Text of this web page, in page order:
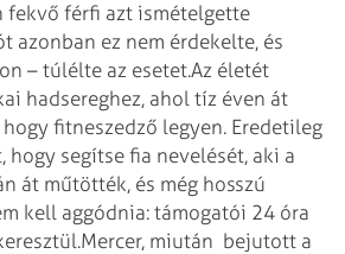
fekvő férfi azt ismételgette
azonban ez nem érdekelte, és
– túlélte az esetet.Az életét
hadsereghez, ahol tíz éven át
fitneszedző legyen. Eredetileg
segítse fia nevelését, aki a
át műtötték, és még hosszú
kell aggódnia: támogatói 24 óra
Mercer, miután bejutott a